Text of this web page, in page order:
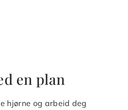
en plan
hjørne og arbeid deg